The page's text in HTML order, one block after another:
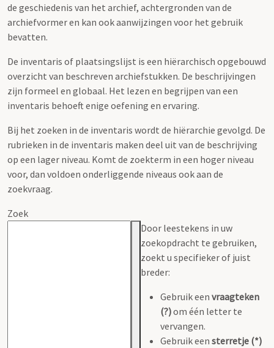
de geschiedenis van het archief, achtergronden van de
archiefvormer en kan ook aanwijzingen voor het gebruik
bevatten.
De inventaris of plaatsingslijst is een hiërarchisch opgebouwd
overzicht van beschreven archiefstukken. De beschrijvingen
zijn formeel en globaal. Het lezen en begrijpen van een
inventaris behoeft enige oefening en ervaring.
Bij het zoeken in de inventaris wordt de hiërarchie gevolgd. De
rubrieken in de inventaris maken deel uit van de beschrijving
op een lager niveau. Komt de zoekterm in een hoger niveau
voor, dan voldoen onderliggende niveaus ook aan de
zoekvraag.
Zoek
Door leestekens in uw
zoekopdracht te gebruiken,
zoekt u specifieker of juist
breder:
Gebruik een vraagteken
(?)om één letter te
vervangen.
Gebruik een sterretje (*)